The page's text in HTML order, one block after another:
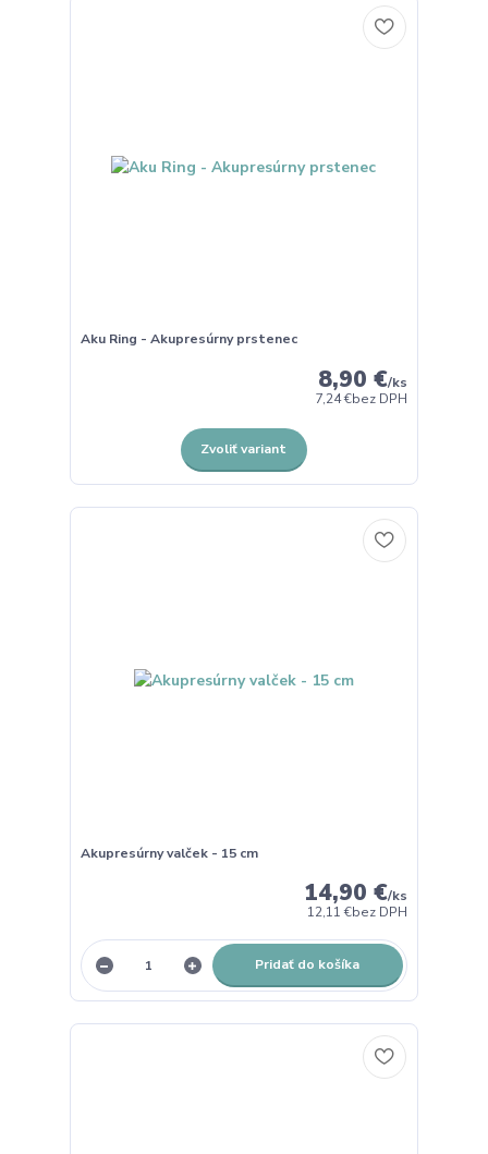
Aku Ring - Akupresúrny prstenec
8,90 €/ks
7,24 €bez DPH
Zvoliť variant
Akupresúrny valček - 15 cm
14,90 €/ks
12,11 €bez DPH
Pridať do košíka